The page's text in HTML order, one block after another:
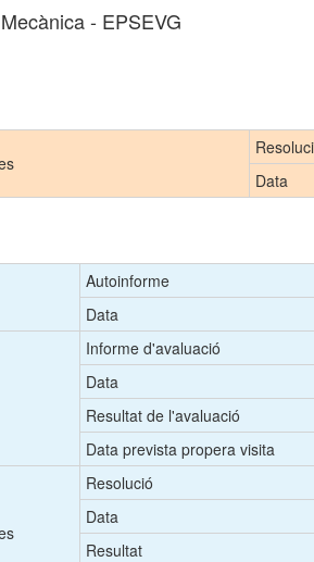
- EPSEVG
Data
Autoinforme
Data
Informe d'avaluació
Data
Resultat de l'avaluació
Data prevista propera visita
Resolució
Data
Resultat